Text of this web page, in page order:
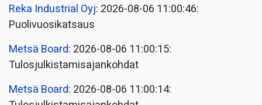
Reka Industrial Oyj: 2026-08-06 11:00:46:
Puolivuosikatsaus
Metsä Board: 2026-08-06 11:00:15:
Tulosjulkistamisajankohdat
Metsä Board: 2026-08-06 11:00:14: